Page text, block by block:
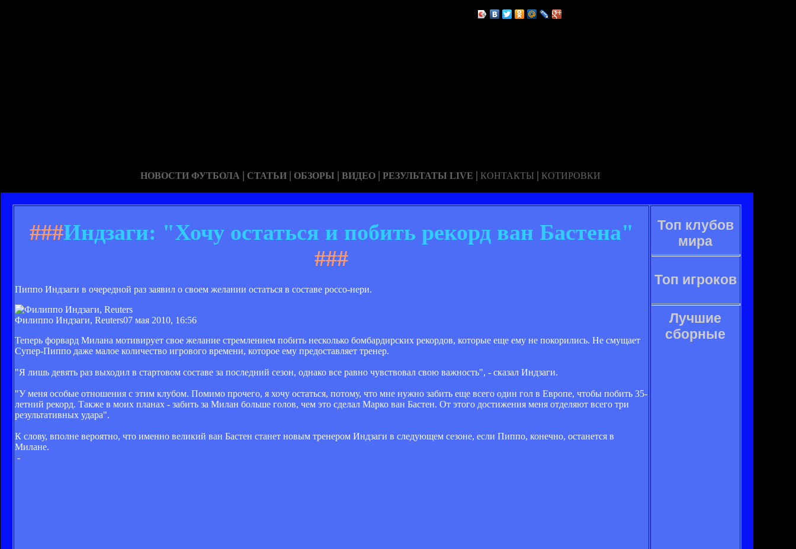
НОВОСТИ ФУТБОЛА | СТАТЬИ | ОБЗОРЫ | ВИДЕО | РЕЗУЛЬТАТЫ LIVE | КОНТАКТЫ | КОТИРОВКИ
###Индзаги: "Хочу остаться и побить рекорд ван Бастена"
###
Пиппо Индзаги в очередной раз заявил о своем желании остаться в составе россо-нери.
Филиппо Индзаги, Reuters07 мая 2010, 16:56
Теперь форвард Милана мотивирует свое желание стремлением побить несколько бомбардирских рекордов, которые еще ему не покорились. Не смущает
Супер-Пиппо даже малое количество игрового времени, которое ему предоставляет тренер.
"Я лишь девять раз выходил в стартовом составе за последний сезон, однако все равно чувствовал свою важность", - сказал Индзаги.
"У меня особые отношения с этим клубом. Помимо прочего, я хочу остаться, потому, что мне нужно забить еще всего один гол в Европе, чтобы побить 35-
летний рекорд. Также в моих планах - забить за Милан больше голов, чем это сделал Марко ван Бастен. От этого достижения меня отделяют всего три
результативных удара".
К слову, вполне вероятно, что именно великий ван Бастен станет новым тренером Индзаги в следующем сезоне, если Пиппо, конечно, останется в
Милане.
-
Топ клубов
мира
Топ игроков
Лучшие
сборные